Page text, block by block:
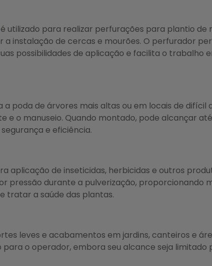
é utilizado para realizar perfurações para plantio de
instalação de cercas e mourões. O perfurador
possibilidades de aplicação e facilita o trabalho
a poda de árvores mais altas ou em locais de difícil
e o manuseio. Quando montado, pode alcançar
e eficiência.
aplicação de inseticidas, herbicidas e outros
pressão durante a pulverização, proporcionando
tratar a saúde das plantas.
leves e acabamentos em jardins, canteiros e
o operador, embora seu alcance seja limitado